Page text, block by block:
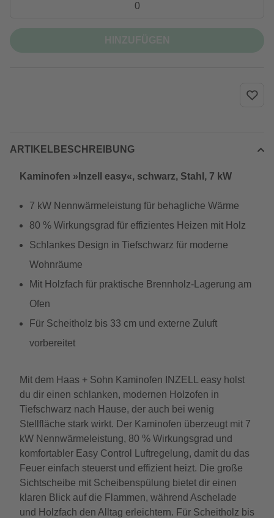
ARTIKELBESCHREIBUNG
Kaminofen »Inzell easy«, schwarz, Stahl, 7 kW
7 kW Nennwärmeleistung für behagliche Wärme
80 % Wirkungsgrad für effizientes Heizen mit Holz
Schlankes Design in Tiefschwarz für moderne
Wohnräume
Mit Holzfach für praktische Brennholz-Lagerung am
Ofen
Für Scheitholz bis 33 cm und externe Zuluft
vorbereitet
Mit dem Haas + Sohn Kaminofen INZELL easy holst
du dir einen schlanken, modernen Holzofen in
Tiefschwarz nach Hause, der auch bei wenig
Stellfläche stark wirkt. Der Kaminofen überzeugt mit 7
kW Nennwärmeleistung, 80 % Wirkungsgrad und
komfortabler Easy Control Luftregelung, damit du das
Feuer einfach steuerst und effizient heizt. Die große
Sichtscheibe mit Scheibenspülung bietet dir einen
klaren Blick auf die Flammen, während Aschelade
und Holzfach den Alltag erleichtern. Für Scheitholz bis